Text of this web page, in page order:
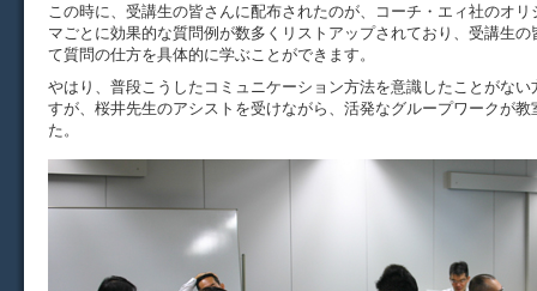
この時に、受講生の皆さんに配布されたのが、コーチ・エィ社のオ
マごとに効果的な質問例が数多くリストアップされており、受講生
て質問の仕方を具体的に学ぶことができます。
やはり、普段こうしたコミュニケーション方法を意識したことがない
すが、桜井先生のアシストを受けながら、活発なグループワークが教
た。